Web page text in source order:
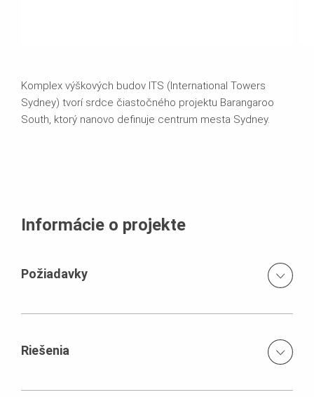
Komplex výškových budov ITS (International Towers
Sydney) tvorí srdce čiastočného projektu Barangaroo
South, ktorý nanovo definuje centrum mesta Sydney.
Informácie o projekte
Požiadavky
Variabilná výška podlaží medzi 3,80 m a 5,50 m.
Riešenia